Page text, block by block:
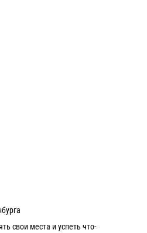
свои места и успеть что-